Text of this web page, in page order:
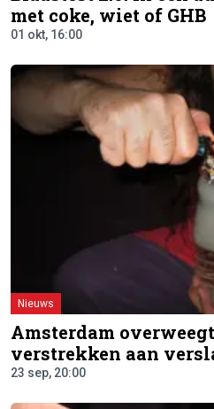
met coke, wiet of GHB
01 okt, 16:00
Nieuws
Amsterdam
verstrekken aan
23 sep, 20:00